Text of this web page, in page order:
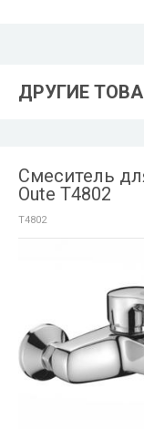
ДРУГИЕ
Смеситель
Oute T4802
T4802